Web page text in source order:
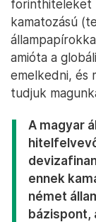
forinthiteleket
kamatozású
amióta a
emelkedni, és
tudjuk
A magyar
ennek
német
bázispont,